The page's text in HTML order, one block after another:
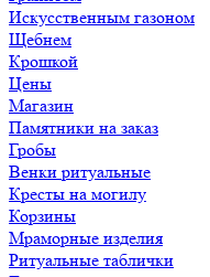
Искусственным газоном
Щебнем
Крошкой
Цены
Магазин
Памятники на заказ
Гробы
Венки ритуальные
Кресты на могилу
Корзины
Мраморные изделия
Ритуальные таблички